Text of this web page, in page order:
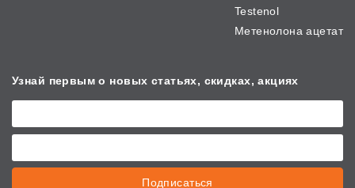
Testenol
Метенолона ацетат
Узнай первым о новых статьях, скидках, акциях
Подписаться